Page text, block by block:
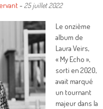
- 25 juillet 2022
Le onzième
album de
Laura Veirs,
« My Echo »,
sorti en 2020,
avait marqué
un tournant
majeur dans la